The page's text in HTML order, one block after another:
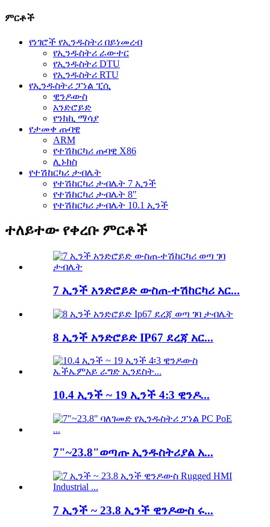
ምርቶች
የነገሮች የኢንዱስትሪ በይነመረብ
የኢንዱስትሪ ራውተር
የኢንዱስትሪ DTU
የኢንዱስትሪ RTU
የኢንዱስትሪ ፓነል ፒሲ
ዊንዶውስ
አንድሮይድ
የንክኪ ማሳያ
የታመቀ ጡባዊ
ARM
የተሽከርካሪ ጡባዊ X86
ሊኑክስ
የተሽከርካሪ ታብሌት
የተሽከርካሪ ታብሌት 7 ኢንች
የተሽከርካሪ ታብሌት 8"
የተሽከርካሪ ታብሌት 10.1 ኢንች
ተለይተው የቀረቡ ምርቶች
7 ኢንች አንድሮይድ ውስጠ-ተሽከርካሪ አር...
8 ኢንች አንድሮይድ IP67 ደረጃ አር...
10.4 ኢንች ~ 19 ኢንች 4:3 ዊንዶ...
7"~23.8"ወጣጡ ኢንዱስትሪያል አ...
7 ኢንች ~ 23.8 ኢንች ዊንዶውስ ሩ...